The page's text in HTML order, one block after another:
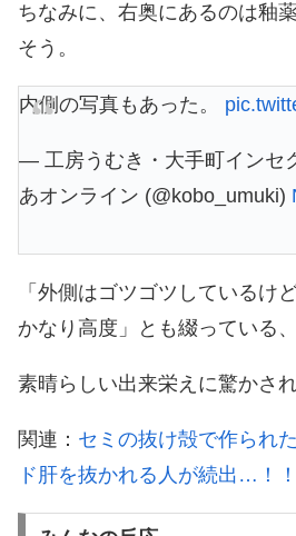
ちなみに、右奥にあるのは釉
そう。
内側の写真もあった。
— 工房うむき・大手町インセ
あオンライン (@kobo_umuki)
「外側はゴツゴツしているけ
かなり高度」とも綴っている
素晴らしい出来栄えに驚かさ
関連： セミの抜け殻で作られ
ド肝を抜かれる人が続出…！！